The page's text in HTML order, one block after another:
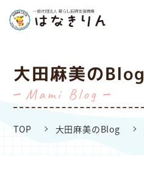
大田麻美のBlog
Mami Blog
TOP 大田麻美のBlog